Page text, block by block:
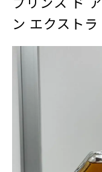
ン エクスト